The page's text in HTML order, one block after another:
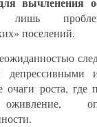
лишь
поселений.
очаги роста, где
оживление,